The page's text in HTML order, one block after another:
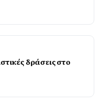
δράσεις στο